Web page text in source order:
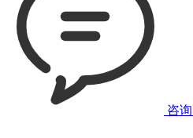
咨询